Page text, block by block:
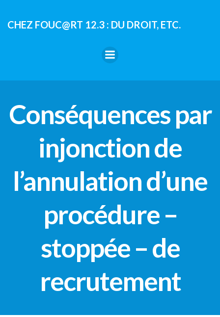
contenu
CHEZ FOUC@RT 12.3 : DU DROIT, ETC.
Conséquences par
injonction de
l’annulation d’une
procédure –
stoppée – de
recrutement